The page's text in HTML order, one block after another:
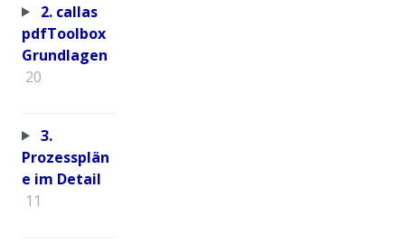
2. callas
pdfToolbox
Grundlagen
20
3.
Prozessplän
e im Detail
11